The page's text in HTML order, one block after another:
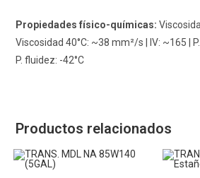
Propiedades físico-químicas:
Viscosidad 40°C: ~38 mm²/s | IV: ~165 |
P. fluidez: -42°C
Productos relacionados